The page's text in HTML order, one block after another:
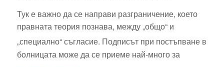
Тук е важно да се направи разграничение, което
правната теория познава, между „общо“ и
„специално“ съгласие. Подписът при постъпване в
болницата може да се приеме най-много за